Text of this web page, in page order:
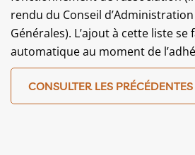
rendu du Conseil
Générales). L’ajout à cette liste se
automatique au moment de
CONSULTER LES